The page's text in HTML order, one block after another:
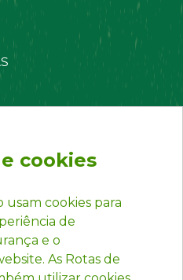
cookies
usam cookies para
de
e o
As Rotas de